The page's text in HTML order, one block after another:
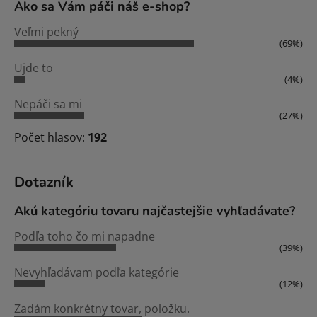
Ako sa Vám páči náš e-shop?
Veľmi pekný
(69%)
Ujde to
(4%)
Nepáči sa mi
(27%)
Počet hlasov: 192
Dotazník
Akú kategóriu tovaru najčastejšie vyhľadávate?
Podľa toho čo mi napadne
(39%)
Nevyhľadávam podľa kategórie
(12%)
Zadám konkrétny tovar, položku.